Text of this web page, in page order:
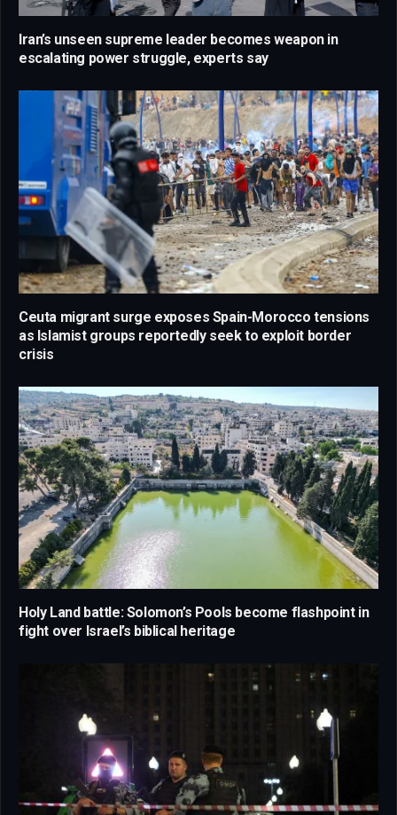
Iran’s unseen supreme leader becomes weapon in
escalating power struggle, experts say
Ceuta migrant surge exposes Spain-Morocco tensions
as Islamist groups reportedly seek to exploit border
crisis
Holy Land battle: Solomon’s Pools become flashpoint in
fight over Israel’s biblical heritage